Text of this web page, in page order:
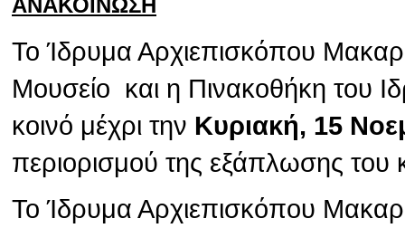
ΑΝΑΚΟΙΝΩΣΗ
Το Ίδρυμα Αρχιεπισκόπου
Μουσείο και η Πινακοθήκη του
κοινό μέχρι την Κυριακή, 15
περιορισμού της εξάπλωσης του
Το Ίδρυμα Αρχιεπισκόπου